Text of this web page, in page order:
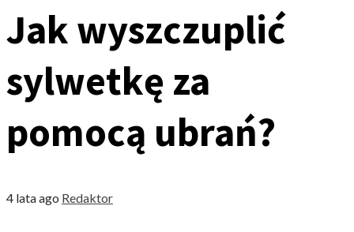
Jak wyszczuplić
sylwetkę za
pomocą ubrań?
4 lata ago Redaktor